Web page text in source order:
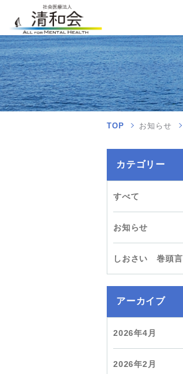
TOP お知らせ
カテゴリー
すべて
お知らせ
しおさい 巻頭言
アーカイブ
2026年4月
2026年2月